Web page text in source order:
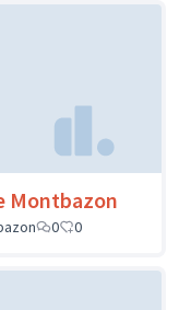
Montbazon
0 0